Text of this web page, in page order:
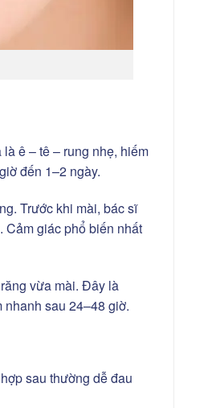
ê – tê – rung nhẹ, hiếm
đến 1–2 ngày.
Trước khi mài, bác sĩ
Cảm giác phổ biến nhất
vừa mài. Đây là
sau 24–48 giờ.
sau thường dễ đau